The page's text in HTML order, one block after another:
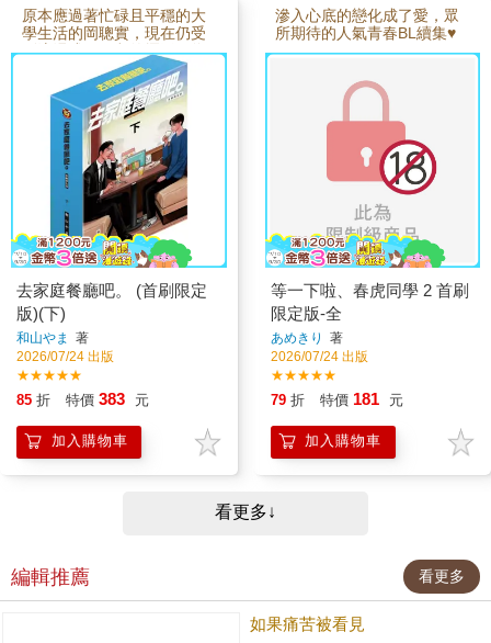
原本應過著忙碌且平穩的大
學生活的岡聰實，現在仍受
到流氓成田狂兒的擺弄。為
準備成為普通的大人，聰實
明明已經下定決心向狂兒告
別，但回程時卻從背後抱住
了狂兒。為何我會這麼做？
聰實開始思考自己如此行動
的原因…首刷限定撲克牌 約
63*88mm 紙明信片 約10*15
去家庭餐廳吧。 (首刷限定
版)(下)
和山やま
著
2026/07/24 出版
★★★★★
85 折 特價 383 元
加入購物車
滲入心底的戀化成了愛，眾
所期待的人氣青春BL續集♥
等一下啦、春虎同學 2 首刷
限定版-全
あめきり
著
2026/07/24 出版
★★★★★
79 折 特價 181 元
加入購物車
看更多↓
編輯推薦 看更多
如果痛苦被看見